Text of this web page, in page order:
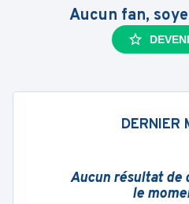
Aucun fan,
DERNIER
Aucun résultat de
le